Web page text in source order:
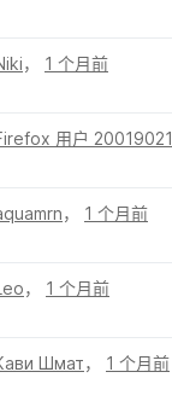
， 1 个月前
用户 20019021
， 1 个月前
， 1 个月前
Шмат， 1 个月前